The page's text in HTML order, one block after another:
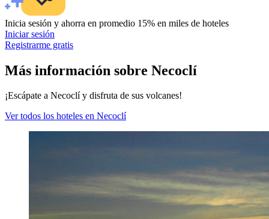
Inicia sesión y ahorra en promedio 15% en miles de hoteles
Iniciar sesión
Registrarme gratis
Más información sobre Necoclí
¡Escápate a Necoclí y disfruta de sus volcanes!
Ver todos los hoteles en Necoclí